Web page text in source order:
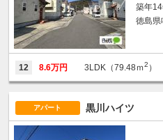
築年
徳島県
12 8.6万円 3LDK（79.48ｍ2 ）
アパート 黒川ハイツ